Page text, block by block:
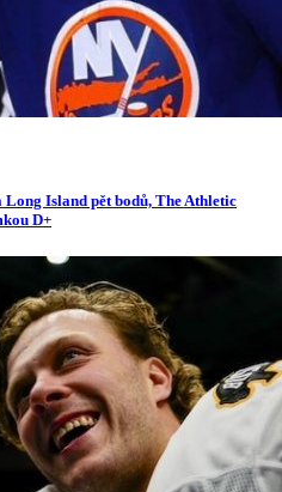
Island pět bodů, The Athletic
D+